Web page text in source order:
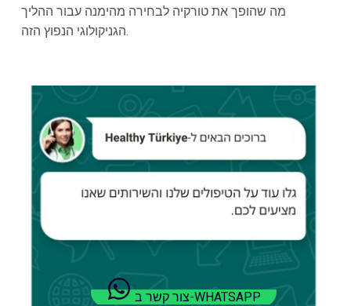
מה שהופך את טורקיה לבחירה מהימנה עבור ההליך
הגניקולוגי הנפוץ הזה.
צור קשר ב-WHATSAPP